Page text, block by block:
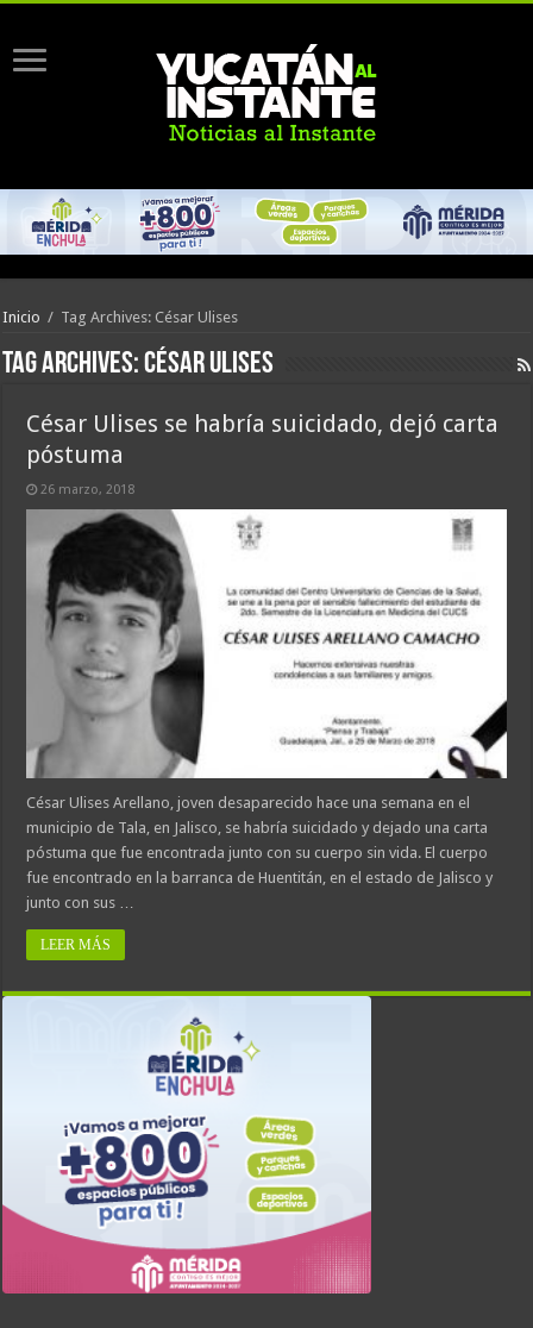
Inicio / Tag Archives: César Ulises
Tag Archives:César Ulises
César Ulises se habría suicidado, dejó carta
póstuma
26 marzo, 2018
César Ulises Arellano, joven desaparecido hace una semana en el
municipio de Tala, en Jalisco, se habría suicidado y dejado una carta
póstuma que fue encontrada junto con su cuerpo sin vida. El cuerpo
fue encontrado en la barranca de Huentitán, en el estado de Jalisco y
junto con sus …
LEER MÁS